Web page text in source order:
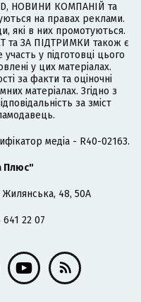
НОВИНИ КОМПАНІЙ та
на правах реклами.
які в них промотуються.
та ЗА ПІДТРИМКИ також є
у підготовці цього
у цих матеріалах.
за факти та оціночні
матеріалах. Згідно з
за зміст
медіа - R40-02163.
Плюс"
Жилянська, 48, 50А
22 07